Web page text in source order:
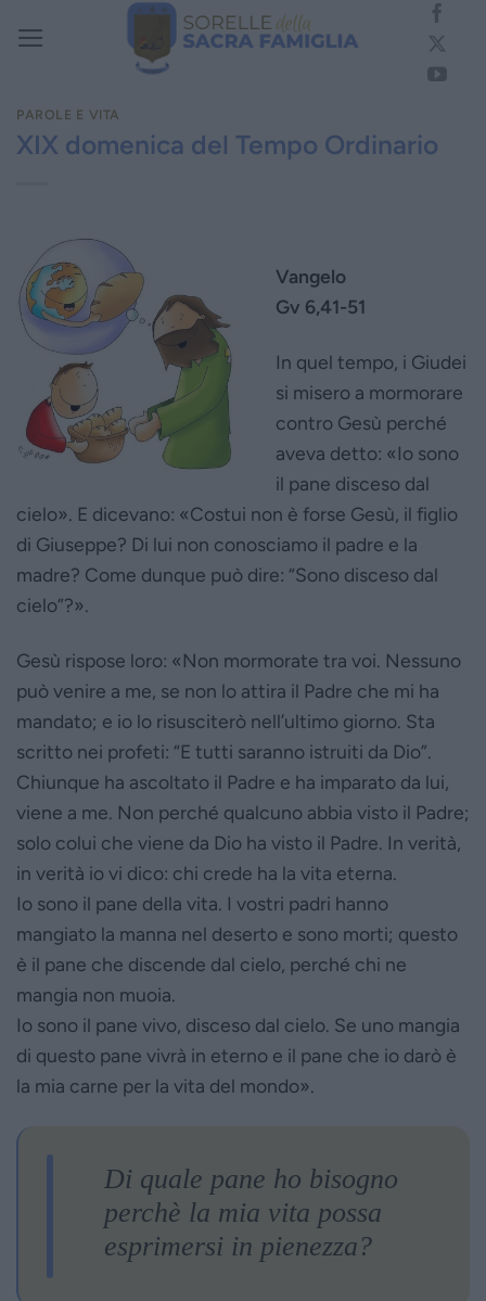
PAROLE E VITA
XIX domenica del Tempo Ordinario
Vangelo
Gv 6,41-51
In quel tempo, i Giudei
si misero a mormorare
contro Gesù perché
aveva detto: «Io sono
il pane disceso dal
cielo». E dicevano: «Costui non è forse Gesù, il figlio
di Giuseppe? Di lui non conosciamo il padre e la
madre? Come dunque può dire: “Sono disceso dal
cielo”?».
Gesù rispose loro: «Non mormorate tra voi. Nessuno
può venire a me, se non lo attira il Padre che mi ha
mandato; e io lo risusciterò nell’ultimo giorno. Sta
scritto nei profeti: “E tutti saranno istruiti da Dio”.
Chiunque ha ascoltato il Padre e ha imparato da lui,
viene a me. Non perché qualcuno abbia visto il Padre;
solo colui che viene da Dio ha visto il Padre. In verità,
in verità io vi dico: chi crede ha la vita eterna.
Io sono il pane della vita. I vostri padri hanno
mangiato la manna nel deserto e sono morti; questo
è il pane che discende dal cielo, perché chi ne
mangia non muoia.
Io sono il pane vivo, disceso dal cielo. Se uno mangia
di questo pane vivrà in eterno e il pane che io darò è
la mia carne per la vita del mondo».
Di quale pane ho bisogno
perchè la mia vita possa
esprimersi in pienezza?